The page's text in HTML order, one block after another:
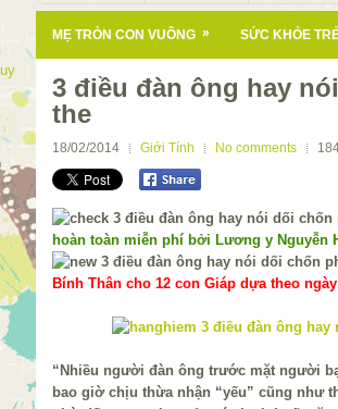
MẸ TRÒN CON VUÔNG » SỨC KHỎE
3 điều đàn ông hay
the
18/02/2014 Giới Tính No comments
hoàn toàn miễn phí bởi Lương y Nguyễn
Bính Thân cho 12 con Giáp dựa theo
“Nhiều người đàn ông trước mặt người
bao giờ chịu thừa nhận “yếu” cũng như